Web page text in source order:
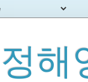
정해